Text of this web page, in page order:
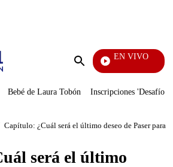
Enviar
EN VIVO
Rafael Orozco
Bebé de Laura Tobón Inscripciones 'Desafío'
Capítulo: ¿Cuál será el último deseo de Paser para
será el último